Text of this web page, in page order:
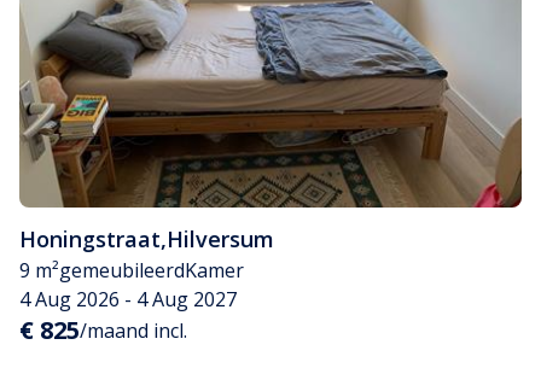
Honingstraat,Hilversum
9 m²gemeubileerdKamer
4 Aug 2026 - 4 Aug 2027
€ 825/maand incl.